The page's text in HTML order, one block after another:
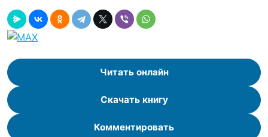
Читать онлайн
Скачать книгу
Комментировать